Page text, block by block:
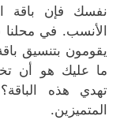
نفسك فإن باقة
الأنسب. في محلنا
يقومون بتنسيق
ما عليك هو أن
تهدي هذه
المتميزين.